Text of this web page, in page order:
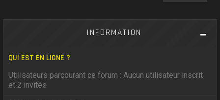
INFORMATION
QUI EST EN LIGNE ?
Utilisateurs parcourant ce forum : Aucun utilisateur inscrit
et 2 invités